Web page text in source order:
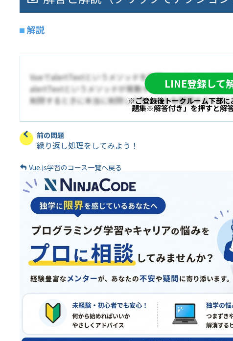
解説
LINE登録して
※ご登録後トークルーム下部に
題集※解答付き」を押すと解
VueでalertTextというメソッドを定義して、buttonがク
alertTextというメソッドが発動するしくみだ。
削除するときに本当に削除してもいいかを確認するとき
前の問題
繰り返し処理をしてみよう！
Vue.js学習のコース一覧へ戻る